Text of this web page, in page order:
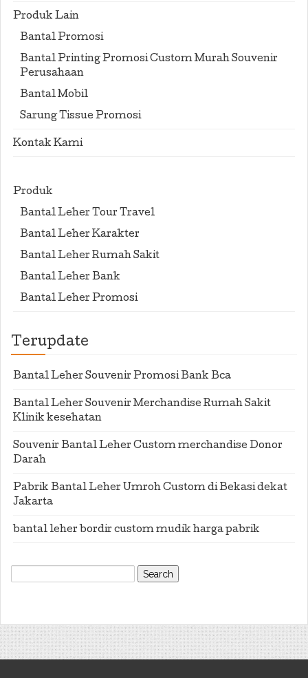
Produk Lain
Bantal Promosi
Bantal Printing Promosi Custom Murah Souvenir
Perusahaan
Bantal Mobil
Sarung Tissue Promosi
Kontak Kami
Produk
Bantal Leher Tour Travel
Bantal Leher Karakter
Bantal Leher Rumah Sakit
Bantal Leher Bank
Bantal Leher Promosi
Terupdate
Bantal Leher Souvenir Promosi Bank Bca
Bantal Leher Souvenir Merchandise Rumah Sakit
Klinik kesehatan
Souvenir Bantal Leher Custom merchandise Donor
Darah
Pabrik Bantal Leher Umroh Custom di Bekasi dekat
Jakarta
bantal leher bordir custom mudik harga pabrik
Search
for: